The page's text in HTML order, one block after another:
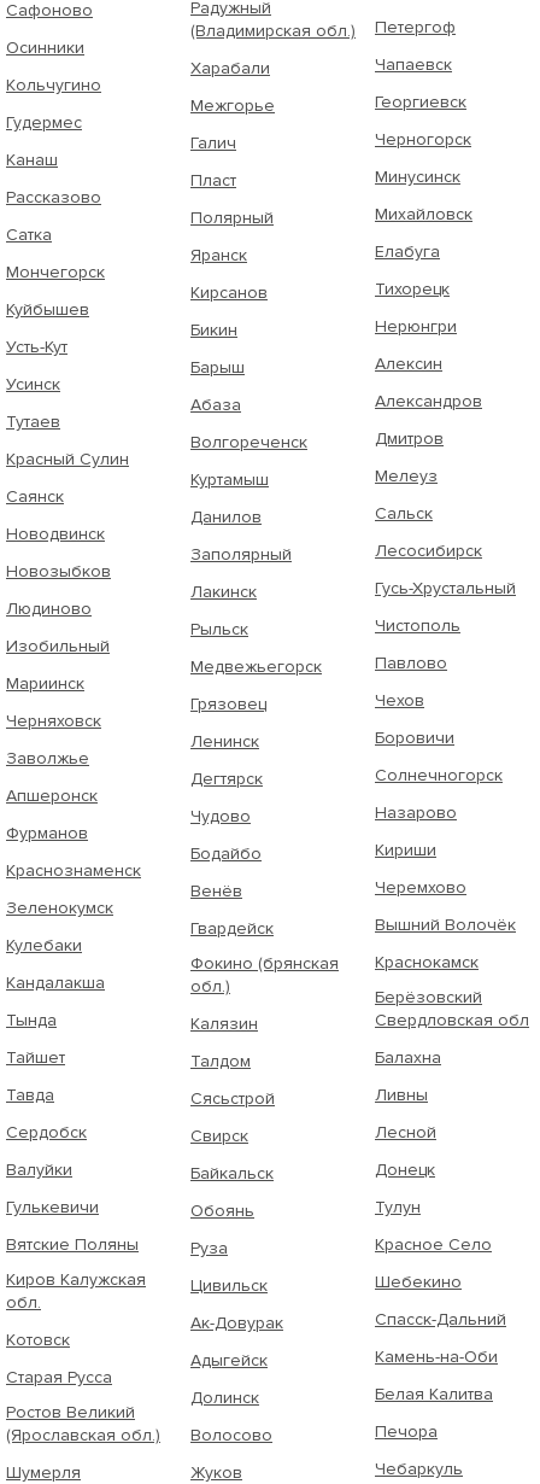
Сафоново
Осинники
Кольчугино
Гудермес
Канаш
Рассказово
Сатка
Мончегорск
Куйбышев
Усть-Кут
Усинск
Тутаев
Красный Сулин
Саянск
Новодвинск
Новозыбков
Людиново
Изобильный
Мариинск
Черняховск
Заволжье
Апшеронск
Фурманов
Краснознаменск
Зеленокумск
Кулебаки
Кандалакша
Тында
Тайшет
Тавда
Сердобск
Валуйки
Гулькевичи
Вятские Поляны
Киров Калужская
обл.
Котовск
Старая Русса
Ростов Великий
(Ярославская обл.)
Шумерля
Радужный
(Владимирская обл.)
Харабали
Межгорье
Галич
Пласт
Полярный
Яранск
Кирсанов
Бикин
Барыш
Абаза
Волгореченск
Куртамыш
Данилов
Заполярный
Лакинск
Рыльск
Медвежьегорск
Грязовец
Ленинск
Дегтярск
Чудово
Бодайбо
Венёв
Гвардейск
Фокино (брянская
обл.)
Калязин
Талдом
Сясьстрой
Свирск
Байкальск
Обоянь
Руза
Цивильск
Ак-Довурак
Адыгейск
Долинск
Волосово
Жуков
Петергоф
Чапаевск
Георгиевск
Черногорск
Минусинск
Михайловск
Елабуга
Тихорецк
Нерюнгри
Алексин
Александров
Дмитров
Мелеуз
Сальск
Лесосибирск
Гусь-Хрустальный
Чистополь
Павлово
Чехов
Боровичи
Солнечногорск
Назарово
Кириши
Черемхово
Вышний Волочёк
Краснокамск
Берёзовский
Свердловская обл
Балахна
Ливны
Лесной
Донецк
Тулун
Красное Село
Шебекино
Спасск-Дальний
Камень-на-Оби
Белая Калитва
Печора
Чебаркуль